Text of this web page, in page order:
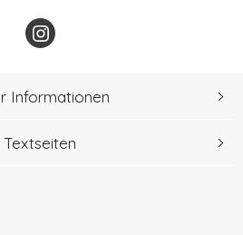
Informationen
Textseiten